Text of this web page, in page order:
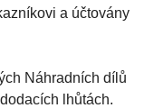
a účtovány
Náhradních dílů
lhůtách.